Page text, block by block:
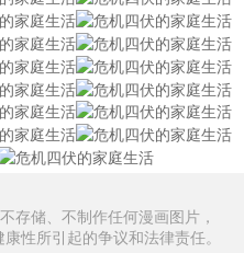
存储、不制作任何漫画图片，
性所引起的争议和法律责任。